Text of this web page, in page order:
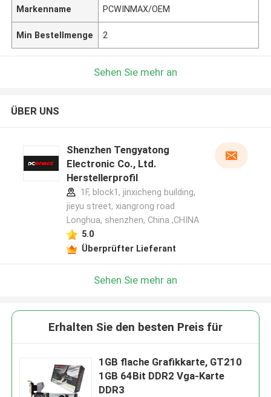
Markenname PCWINMAX/OEM
Min Bestellmenge 2
Sehen Sie mehr an
ÜBER UNS
Shenzhen Tengyatong
Electronic Co., Ltd.
Herstellerprofil
1F, block1, jinxicheng building,
jieyu street, xiangrong road
Longhua, shenzhen, China ,CHINA
5.0
Überprüfter Lieferant
Sehen Sie mehr an
Erhalten Sie den besten Preis für
1GB flache Grafikkarte, GT210
1GB 64Bit DDR2 Vga-Karte
DDR3